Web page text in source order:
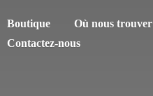
Boutique
Où nous trouver
Contactez-nous